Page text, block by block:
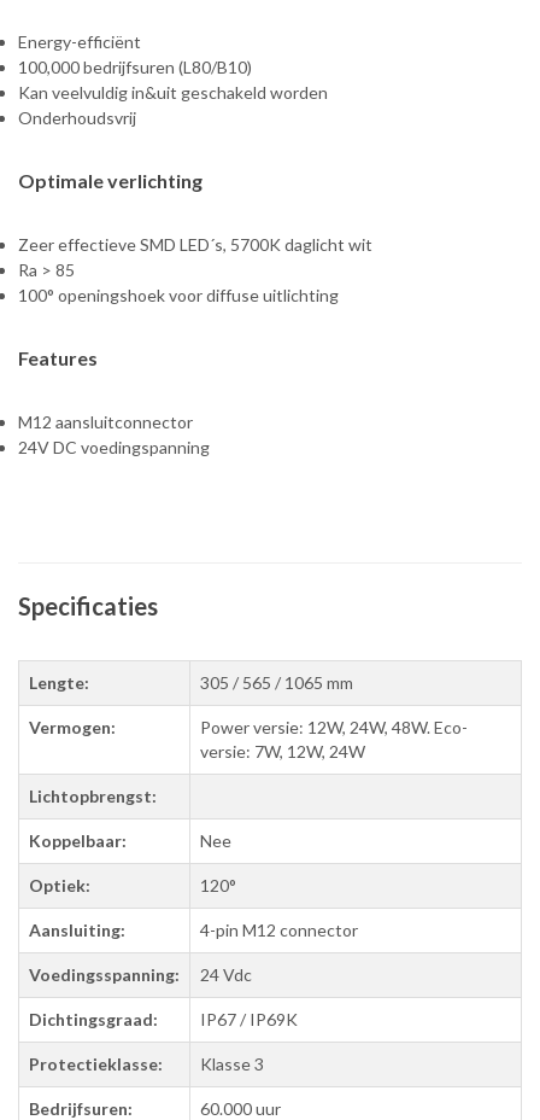
Energy-efficiënt
100,000 bedrijfsuren (L80/B10)
Kan veelvuldig in&uit geschakeld worden
Onderhoudsvrij
Optimale verlichting
Zeer effectieve SMD LED´s, 5700K daglicht wit
Ra > 85
100° openingshoek voor diffuse uitlichting
Features
M12 aansluitconnector
24V DC voedingspanning
Specificaties
Lengte: 305 / 565 / 1065 mm
Vermogen:
Power versie: 12W, 24W, 48W. Eco-
versie: 7W, 12W, 24W
Lichtopbrengst:
Koppelbaar: Nee
Optiek: 120°
Aansluiting: 4-pin M12 connector
Voedingsspanning: 24 Vdc
Dichtingsgraad: IP67 / IP69K
Protectieklasse: Klasse 3
Bedrijfsuren: 60.000 uur